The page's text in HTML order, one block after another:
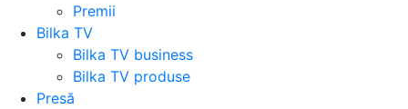
Premii
Bilka TV
Bilka TV business
Bilka TV produse
Presă